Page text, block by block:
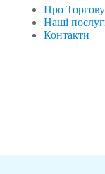
Про
Наші
Контакти